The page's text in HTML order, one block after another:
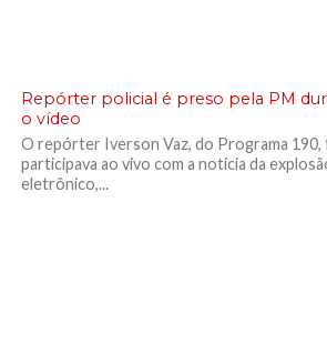
Repórter policial é preso pela PM
o vídeo
O repórter Iverson Vaz, do Programa
participava ao vivo com a notícia da
eletrônico,...